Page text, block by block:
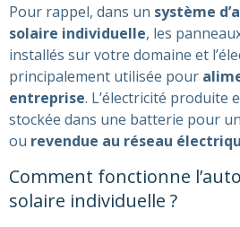
Pour rappel, dans un système
solaire individuelle, les
installés sur votre domaine et
principalement utilisée pour
entreprise. L’électricité produite
stockée dans une batterie pour
ou revendue au réseau
Comment fonctionne
solaire individuelle ?